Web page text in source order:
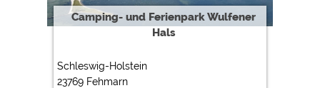
Camping- und Ferienpark Wulfener
Hals
Schleswig-Holstein
23769 Fehmarn